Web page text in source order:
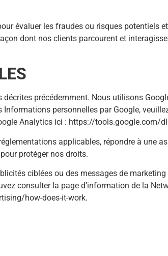
évaluer les fraudes ou risques potentiels
dont nos clients parcourent et
précédemment. Nous utilisons
personnelles par Google,
Analytics ici : https://tools.google.com/
applicables, répondre à une
protéger nos droits.
ciblées ou des messages de marketing
consulter la page d’information de la
how-does-it-work.